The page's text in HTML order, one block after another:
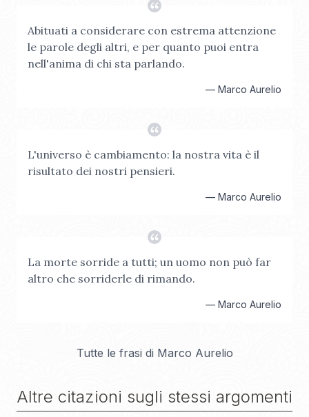
Abituati a considerare con estrema attenzione
le parole degli altri, e per quanto puoi entra
nell'anima di chi sta parlando.
— Marco Aurelio
L'universo è cambiamento: la nostra vita è il
risultato dei nostri pensieri.
— Marco Aurelio
La morte sorride a tutti; un uomo non può far
altro che sorriderle di rimando.
— Marco Aurelio
Tutte le frasi di Marco Aurelio
Altre citazioni sugli stessi argomenti